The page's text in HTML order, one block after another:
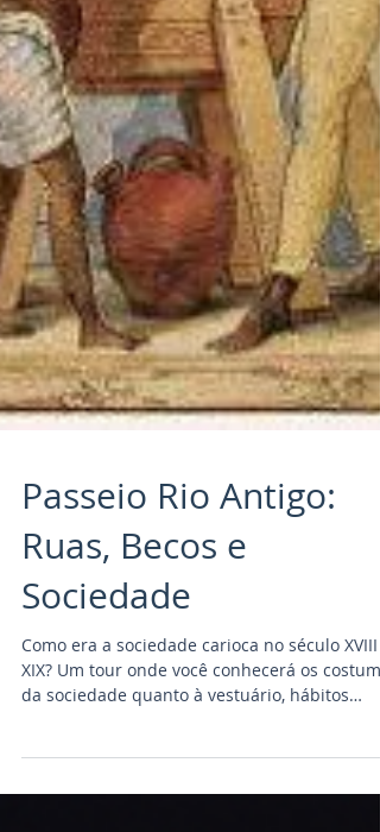
Passeio Rio Antigo:
Ruas, Becos e
Sociedade
Como era a sociedade carioca no século XVIII e
da sociedade quanto à vestuário, hábitos